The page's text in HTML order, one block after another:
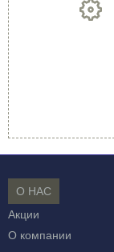
О НАС
Акции
О компании